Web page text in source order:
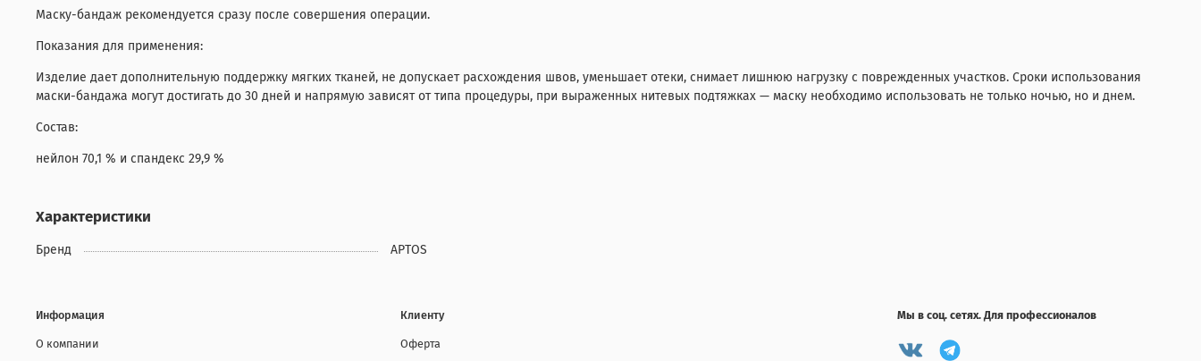
Маску-бандаж рекомендуется сразу после совершения операции.
Показания для применения:
Изделие дает дополнительную поддержку мягких тканей, не допускает расхождения швов, уменьшает отеки, снимает лишнюю нагрузку с поврежденных участков. Сроки использования
маски-бандажа могут достигать до 30 дней и напрямую зависят от типа процедуры, при выраженных нитевых подтяжках — маску необходимо использовать не только ночью, но и днем.
Состав:
нейлон 70,1 % и спандекс 29,9 %
Характеристики
Бренд APTOS
Информация
О компании
Клиенту
Оферта
Мы в соц. сетях. Для профессионалов